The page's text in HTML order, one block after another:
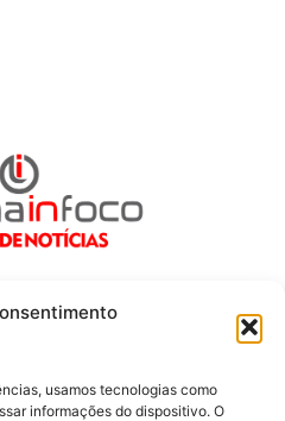
usamos tecnologias como
informações do dispositivo. O